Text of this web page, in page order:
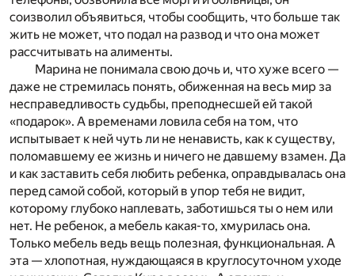
соизволил объявиться, чтобы сообщить, что больше так
жить не может, что подал на развод и что она может
рассчитывать на алименты.
Марина не понимала свою дочь и, что хуже всего —
даже не стремилась понять, обиженная на весь мир за
несправедливость судьбы, преподнесшей ей такой
«подарок». А временами ловила себя на том, что
испытывает к ней чуть ли не ненависть, как к существу,
поломавшему ее жизнь и ничего не давшему взамен. Да
и как заставить себя любить ребенка, оправдывалась она
перед самой собой, который в упор тебя не видит,
которому глубоко наплевать, заботишься ты о нем или
нет. Не ребенок, а мебель какая-то, хмурилась она.
Только мебель ведь вещь полезная, функциональная. А
эта — хлопотная, нуждающаяся в круглосуточном уходе